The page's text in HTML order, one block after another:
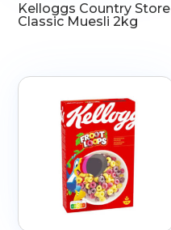
Kelloggs Country Store
Classic Muesli 2kg